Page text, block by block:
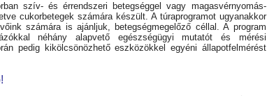
szív- és érrendszeri betegséggel vagy magasvérnyomás-
cukorbetegek számára készült. A túraprogramot ugyanakkor
számára is ajánljuk, betegségmegelőző céllal. A program
néhány alapvető egészségügyi mutatót és mérési
pedig kikölcsönözhető eszközökkel egyéni állapotfelmérést